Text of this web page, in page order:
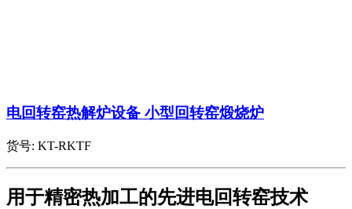
电回转窑热解炉设备 小型回转窑煅烧炉
货号: KT-RKTF
用于精密热加工的先进电回转窑技术